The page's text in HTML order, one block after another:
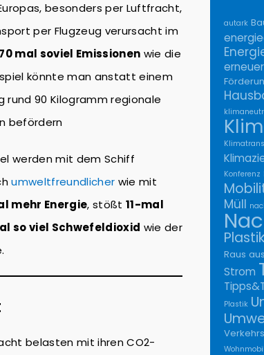
besonders per Luftfracht,
per Flugzeug verursacht im
mal soviel Emissionen wie die
könnte man anstatt einem
rund 90 Kilogramm regionale
befördern
werden mit dem Schiff
umweltfreundlicher wie mit
mehr Energie, stößt 11-mal
so viel Schwefeldioxid wie der
belasten mit ihren CO2-
autark
Konferenz
Müll
Plastik
Raus
Strom
Plastik
Wohnmobil